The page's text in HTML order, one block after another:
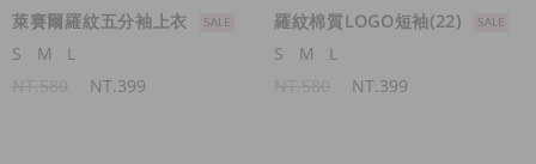
萊賽爾羅紋五分袖上衣
S
M
L
NT.399
羅紋棉質LOGO短袖(22)
S
M
L
NT.399